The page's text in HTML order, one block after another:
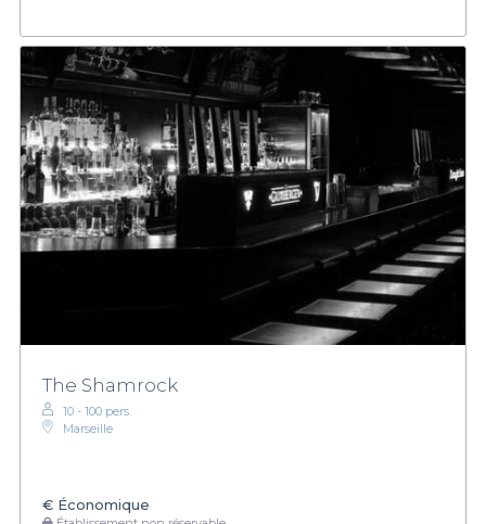
The Shamrock
10 - 100 pers.
Marseille
€ Économique